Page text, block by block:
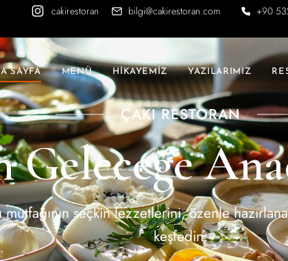
cakirestoran bilgi@cakirestoran.com +90
SAYFA MENÜ HİKAYEMİZ YAZILARIMIZ
ÇAKI RESTORAN
Geleceğe
seçkin lezzetlerini, özenle
keşfedin.